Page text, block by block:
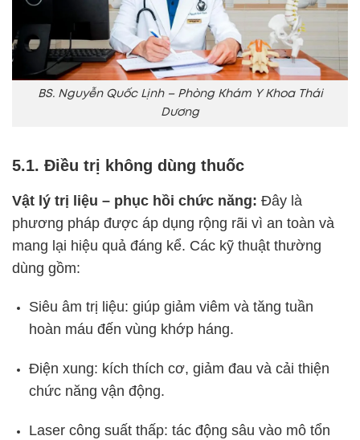
BS. Nguyễn Quốc Lịnh – Phòng Khám Y Khoa Thái
Dương
5.1. Điều trị không dùng thuốc
Vật lý trị liệu – phục hồi chức năng: Đây là
phương pháp được áp dụng rộng rãi vì an toàn và
mang lại hiệu quả đáng kể. Các kỹ thuật thường
dùng gồm:
Siêu âm trị liệu: giúp giảm viêm và tăng tuần
hoàn máu đến vùng khớp háng.
Điện xung: kích thích cơ, giảm đau và cải thiện
chức năng vận động.
Laser công suất thấp: tác động sâu vào mô tổn